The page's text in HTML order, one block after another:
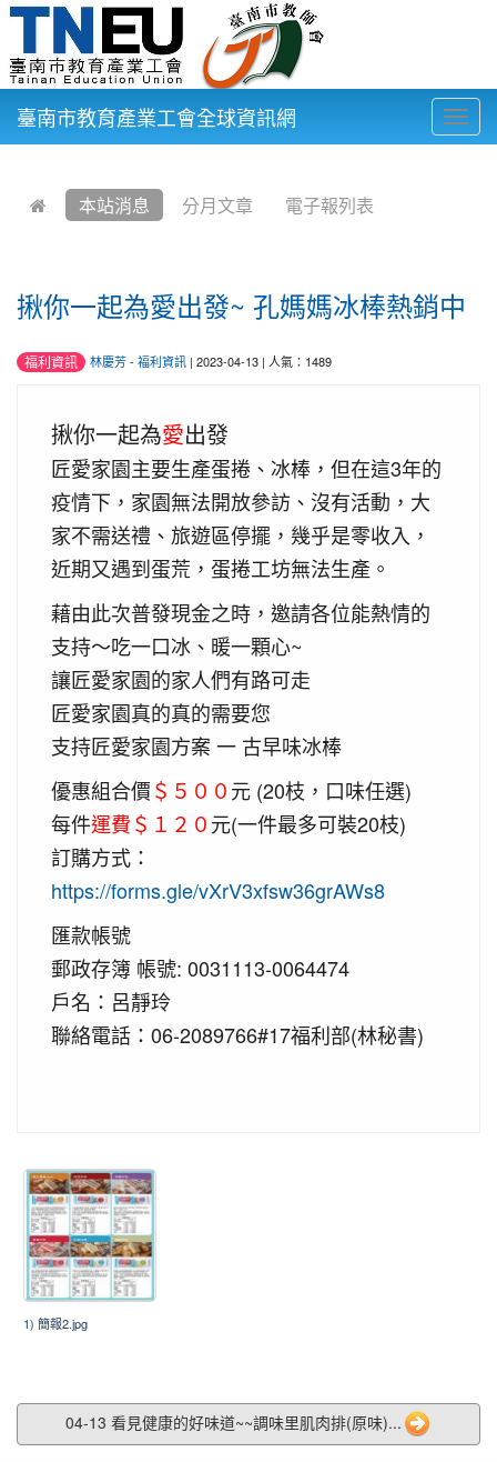
臺南市教育產業工會全球資訊網
本站消息 分月文章 電子報列表
揪你一起為愛出發~ 孔媽媽冰棒熱銷中
福利資訊 林慶芳- 福利資訊 | 2023-04-13 | 人氣：1489
揪你一起為愛出發
匠愛家園主要生產蛋捲、冰棒，但在這3年的
疫情下，家園無法開放參訪、沒有活動，大
家不需送禮、旅遊區停擺，幾乎是零收入，
近期又遇到蛋荒，蛋捲工坊無法生產。
藉由此次普發現金之時，邀請各位能熱情的
支持～吃一口冰、暖一顆心~
讓匠愛家園的家人們有路可走
匠愛家園真的真的需要您
支持匠愛家園方案 一 古早味冰棒
優惠組合價＄５００元 (20枝，口味任選)
每件運費＄１２０元(一件最多可裝20枝)
訂購方式：
https://forms.gle/vXrV3xfsw36grAWs8
匯款帳號
郵政存簿 帳號: 0031113-0064474
戶名：呂靜玲
聯絡電話：06-2089766#17福利部(林秘書)
1) 簡報2.jpg
04-13 看見健康的好味道~~調味里肌肉排(原味)...